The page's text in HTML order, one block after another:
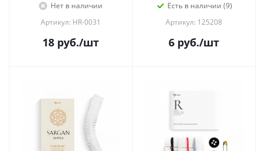
Нет в наличии
Артикул: HR-0031
18 руб./шт
Есть в наличии (9)
Артикул: 125208
6 руб./шт